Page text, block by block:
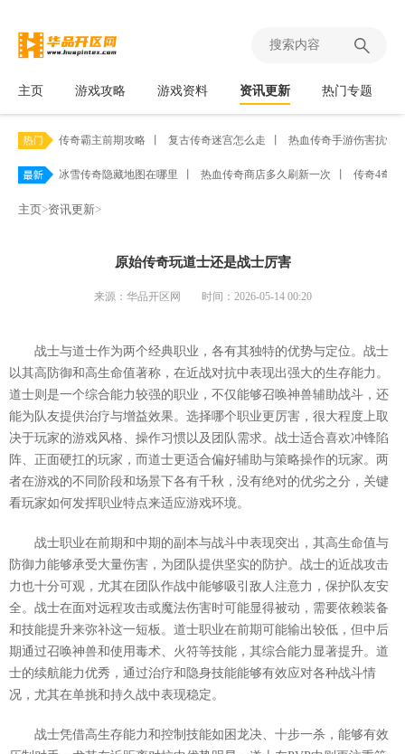
主页 游戏攻略 游戏资料 资讯更新 热门专题
传奇霸主前期攻略 复古传奇迷宫怎么走 热血传奇手游伤害抗性
冰雪传奇隐藏地图在哪里 热血传奇商店多久刷新一次 传奇4奇
主页>资讯更新>
原始传奇玩道士还是战士厉害
来源：华品开区网 时间：2026-05-14 00:20
战士与道士作为两个经典职业，各有其独特的优势与定位。战士
以其高防御和高生命值著称，在近战对抗中表现出强大的生存能力。
道士则是一个综合能力较强的职业，不仅能够召唤神兽辅助战斗，还
能为队友提供治疗与增益效果。选择哪个职业更厉害，很大程度上取
决于玩家的游戏风格、操作习惯以及团队需求。战士适合喜欢冲锋陷
阵、正面硬扛的玩家，而道士更适合偏好辅助与策略操作的玩家。两
者在游戏的不同阶段和场景下各有千秋，没有绝对的优劣之分，关键
看玩家如何发挥职业特点来适应游戏环境。
战士职业在前期和中期的副本与战斗中表现突出，其高生命值与
防御力能够承受大量伤害，为团队提供坚实的防护。战士的近战攻击
力也十分可观，尤其在团队作战中能够吸引敌人注意力，保护队友安
全。战士在面对远程攻击或魔法伤害时可能显得被动，需要依赖装备
和技能提升来弥补这一短板。道士职业在前期可能输出较低，但中后
期通过召唤神兽和使用毒术、火符等技能，其综合能力显著提升。道
士的续航能力优秀，通过治疗和隐身技能能够有效应对各种战斗情
况，尤其在单挑和持久战中表现稳定。
战士凭借高生存能力和控制技能如困龙决、十步一杀，能够有效